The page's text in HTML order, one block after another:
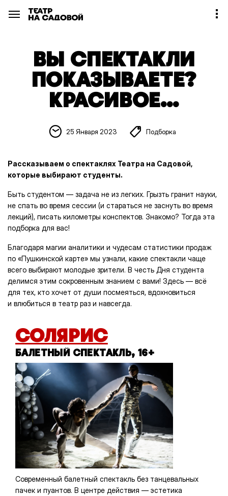
ВЫ СПЕКТАКЛИ
ПОКАЗЫВАЕТЕ?
КРАСИВОЕ…
25 Января 2023 Подборка
Рассказываем о спектаклях Театра на Садовой,
которые выбирают студенты.
Быть студентом — задача не из легких. Грызть гранит науки,
не спать во время сессии (и стараться не заснуть во время
лекций), писать километры конспектов. Знакомо? Тогда эта
подборка для вас!
Благодаря магии аналитики и чудесам статистики продаж
по «Пушкинской карте» мы узнали, какие спектакли чаще
всего выбирают молодые зрители. В честь Дня студента
делимся этим сокровенным знанием с вами! Здесь — всё
для тех, кто хочет от души посмеяться, вдохновиться
и влюбиться в театр раз и навсегда.
СОЛЯРИС
БАЛЕТНЫЙ СПЕКТАКЛЬ, 16+
Современный балетный спектакль без танцевальных
пачек и пуантов. В центре действия — эстетика